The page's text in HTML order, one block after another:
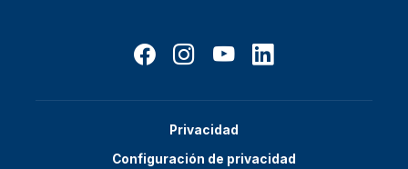
Privacidad
Configuración de privacidad